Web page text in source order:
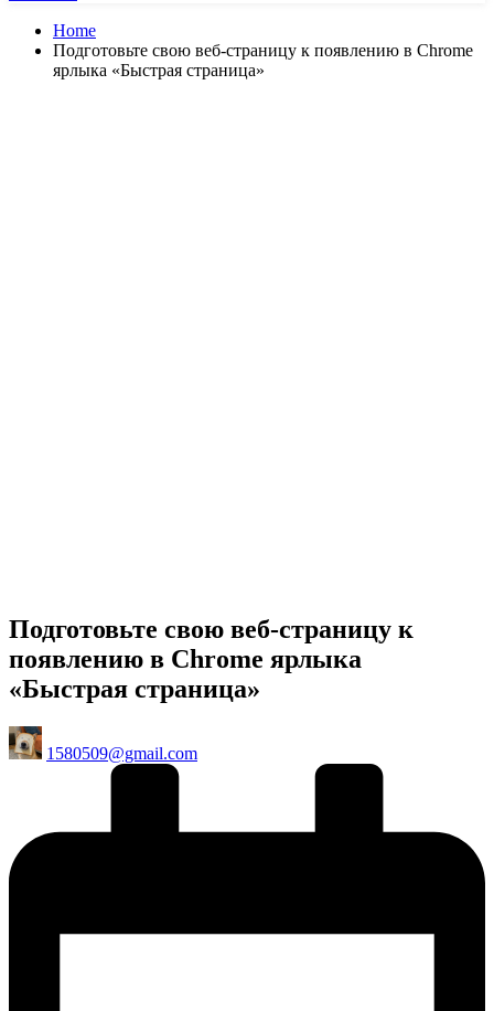
Home
Подготовьте свою веб-страницу к появлению в Chrome
ярлыка «Быстрая страница»
Подготовьте свою веб-страницу к
появлению в Chrome ярлыка
«Быстрая страница»
Posted
by
1580509@gmail.com